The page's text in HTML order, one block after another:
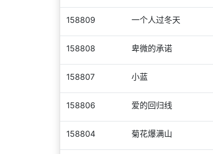
158809 一个人过冬天
158808 卑微的承诺
158807 小蓝
158806 爱的回归线
158804 菊花爆满山